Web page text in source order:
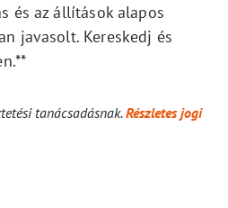
és az állítások alapos
javasolt. Kereskedj és
tanácsadásnak.Részletes jogi